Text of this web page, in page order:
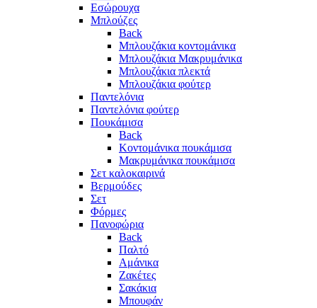
Eσώρουχα
Μπλούζες
Back
Μπλουζάκια κοντομάνικα
Μπλουζάκια Μακρυμάνικα
Μπλουζάκια πλεκτά
Μπλουζάκια φούτερ
Παντελόνια
Παντελόνια φούτερ
Πουκάμισα
Back
Κοντομάνικα πουκάμισα
Μακρυμάνικα πουκάμισα
Σετ καλοκαιρινά
Βερμούδες
Σετ
Φόρμες
Πανοφώρια
Back
Παλτό
Αμάνικα
Ζακέτες
Σακάκια
Μπουφάν